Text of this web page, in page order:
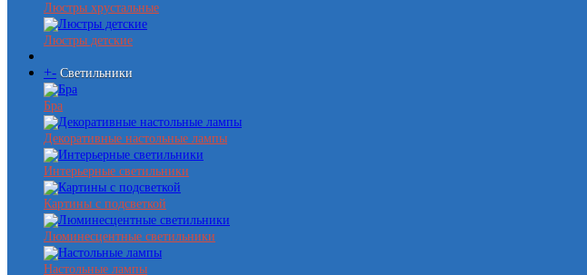
Люстры хрустальные
Люстры детские
+- Светильники
Бра
Декоративные настольные лампы
Интерьерные светильники
Картины с подсветкой
Люминесцентные светильники
Настольные лампы